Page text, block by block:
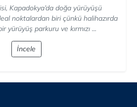
Kapadokya’da doğa yürüyüşü
noktalardan biri çünkü halihazırda
yürüyüş parkuru ve kırmızı ...
İncele